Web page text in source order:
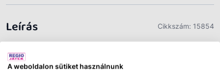
Leírás Cikkszám: 15854
A weboldalon sütiket használnunk